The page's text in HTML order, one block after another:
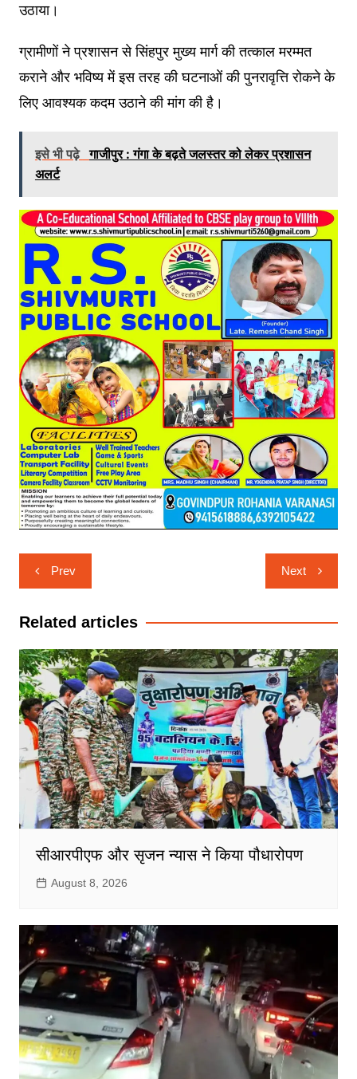
उठाया।
ग्रामीणों ने प्रशासन से सिंहपुर मुख्य मार्ग की तत्काल मरम्मत
कराने और भविष्य में इस तरह की घटनाओं की पुनरावृत्ति रोकने के
लिए आवश्यक कदम उठाने की मांग की है।
इसे भी पढ़े गाजीपुर : गंगा के बढ़ते जलस्तर को लेकर प्रशासन
अलर्ट
Post
navigation
Prev Next
Related articles
सीआरपीएफ और सृजन न्यास ने किया पौधारोपण
August 8, 2026